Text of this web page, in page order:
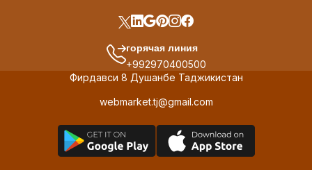
горячая линия
+992970400500
Фирдавси 8 Душанбе Таджикистан
webmarket.tj@gmail.com